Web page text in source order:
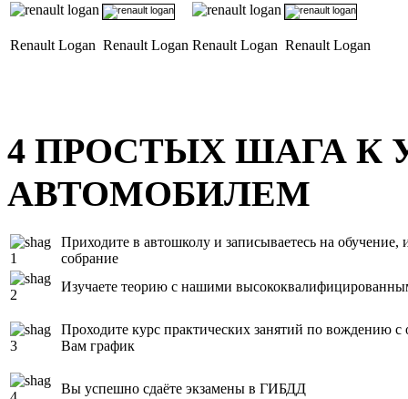
Renault Logan Renault Logan Renault Logan Renault Logan
4 ПРОСТЫХ ШАГА К
АВТОМОБИЛЕМ
Приходите в автошколу и записываетесь на
собрание
Изучаете теорию с нашими
Проходите курс практических занятий по вождению
Вам график
Вы успешно сдаёте экзамены в ГИБДД